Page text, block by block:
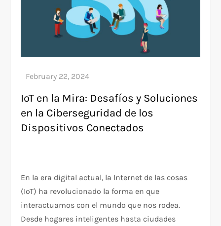
IoT en la Mira: Desafíos y Soluciones
en la Ciberseguridad de los
Dispositivos Conectados
En la era digital actual, la Internet de las cosas
(IoT) ha revolucionado la forma en que
interactuamos con el mundo que nos rodea.
Desde hogares inteligentes hasta ciudades